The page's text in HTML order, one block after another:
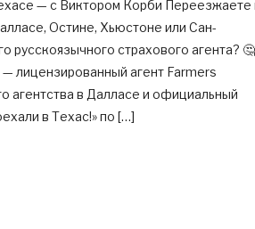
— с Виктором Корби Переезжаете
Остине, Хьюстоне или Сан-
русскоязычного страхового агента? 🤔
лицензированный агент Farmers
агентства в Далласе и официальный
в Техас!» по […]